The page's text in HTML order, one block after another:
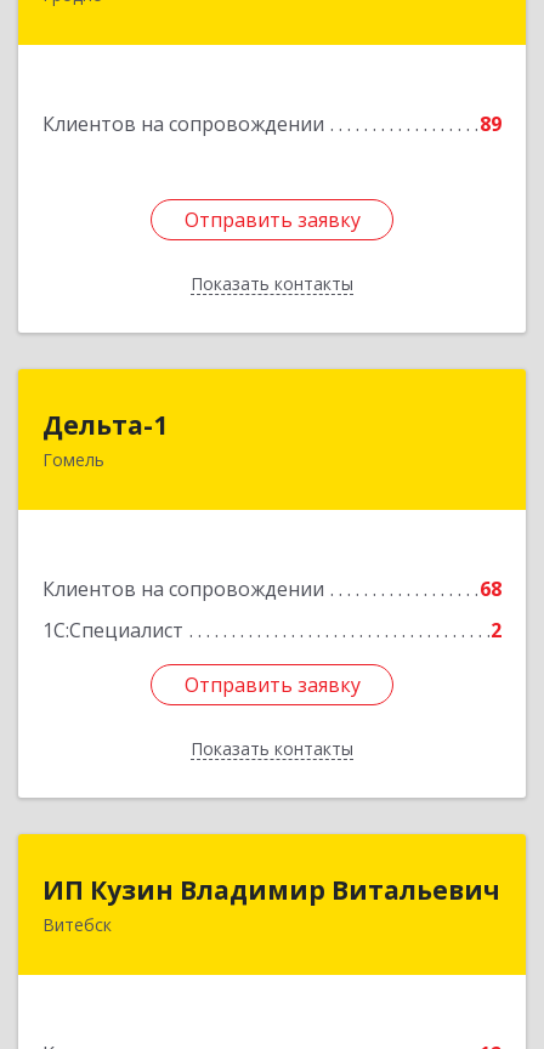
Клиентов на сопровождении 89
Отправить заявку
Показать контакты
Отправить заявку
Назад
Дельта-1
Гомель
Клиентов на сопровождении
68
1С:Специалист
2
Отправить заявку
Показать контакты
246031, г. Гомель, ул. Рощинская, 2, 1 этаж
Отправить заявку
Назад
ИП Кузин Владимир Витальевич
ВитебскБеларусь, 210001, г.Витебск, ул. Ильинского,